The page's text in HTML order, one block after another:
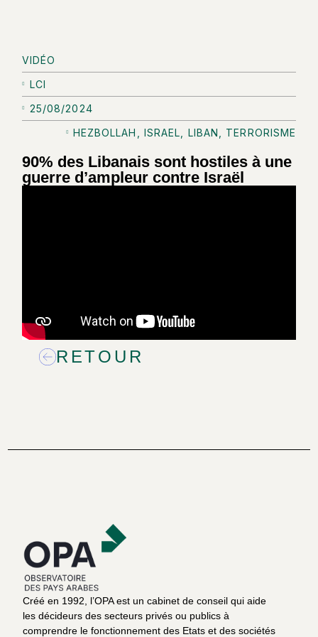
VIDÉO
LCI
25/08/2024
HEZBOLLAH
ISRAEL LIBAN TERRORISME
90% des Libanais sont hostiles à une
guerre d’ampleur contre Israël
RETOUR
Créé en 1992, l’OPA est un cabinet de conseil qui aide
les décideurs des secteurs privés ou publics à
comprendre le fonctionnement des Etats et des sociétés